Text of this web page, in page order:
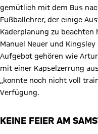
gemütlich mit dem Bus
Fußballehrer, der einige
Kaderplanung zu beachten
Manuel Neuer und
Aufgebot gehören wie
mit einer Kapselzerrung
„konnte noch nicht voll
Verfügung.
KEINE FEIER AM